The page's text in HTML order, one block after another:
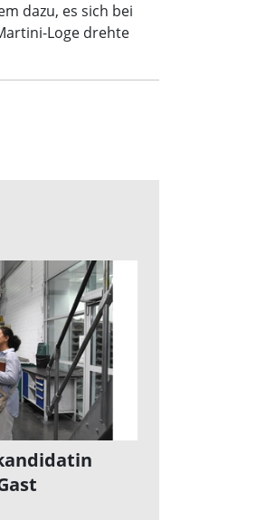
dazu, es sich bei
Loge drehte